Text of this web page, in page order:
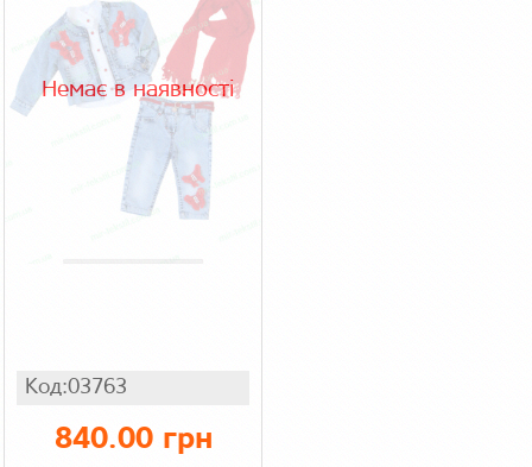
Немає в наявності
Код:03763
840.00 грн